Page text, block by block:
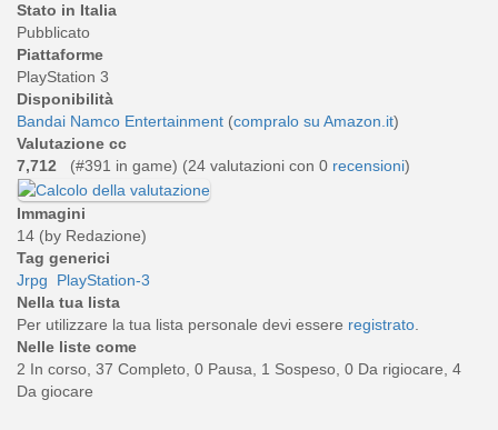
Stato in Italia
Pubblicato
Piattaforme
PlayStation 3
Disponibilità
Bandai Namco Entertainment (compralo su Amazon.it)
Valutazione cc
7,712
(#391 in game) (24 valutazioni con 0 recensioni)
Immagini
14 (by Redazione)
Tag generici
Jrpg
PlayStation-3
Nella tua lista
Per utilizzare la tua lista personale devi essere registrato
Nelle liste come
2 In corso, 37 Completo, 0 Pausa, 1 Sospeso, 0 Da rigiocare, 4
Da giocare